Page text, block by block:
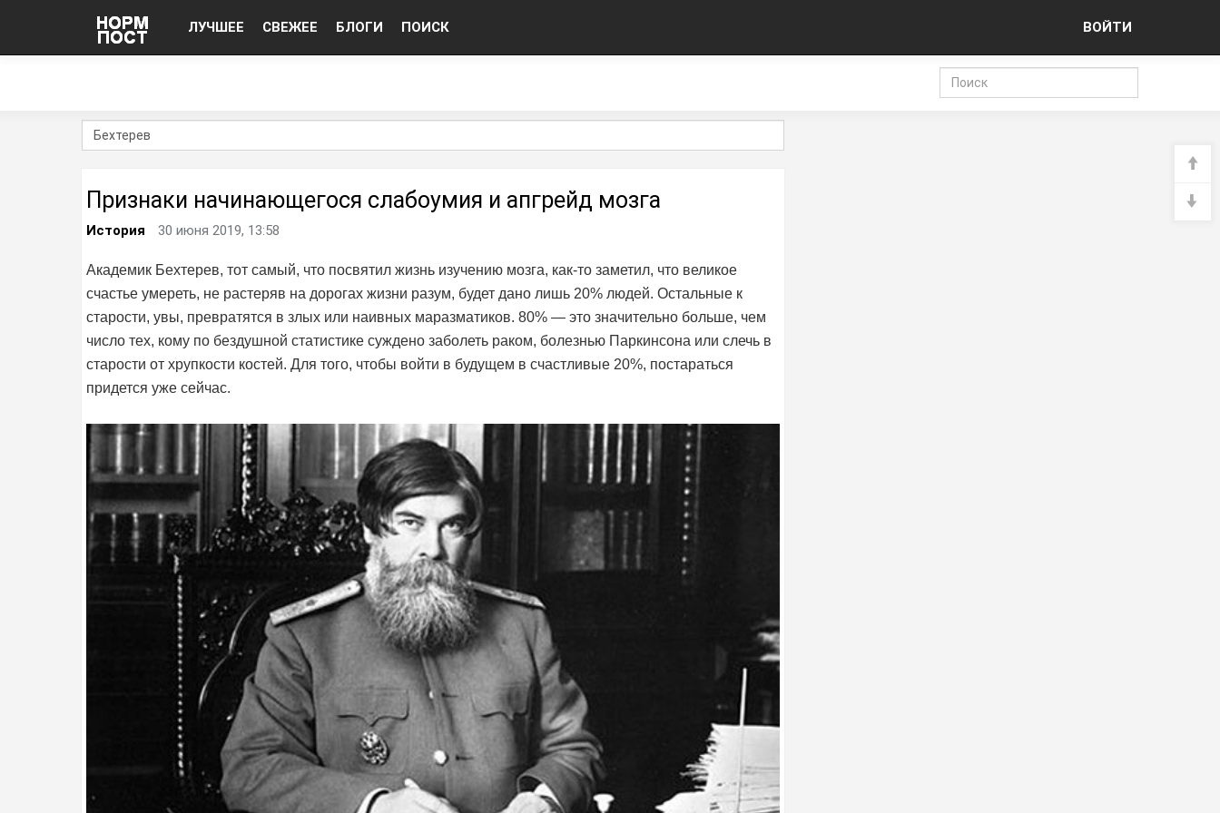
ЛУЧШЕЕ СВЕЖЕЕ БЛОГИ ПОИСК ВОЙТИ
Признаки начинающегося слабоумия и апгрейд мозга
История 30 июня 2019, 13:58
Академик Бехтерев, тот самый, что посвятил жизнь изучению мозга, как-то заметил, что великое
счастье умереть, не растеряв на дорогах жизни разум, будет дано лишь 20% людей. Остальные к
старости, увы, превратятся в злых или наивных маразматиков. 80% — это значительно больше, чем
число тех, кому по бездушной статистике суждено заболеть раком, болезнью Паркинсона или слечь в
старости от хрупкости костей. Для того, чтобы войти в будущем в счастливые 20%, постараться
придется уже сейчас.